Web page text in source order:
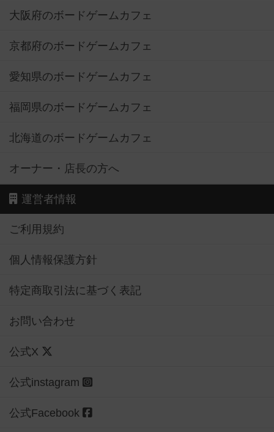
大阪府のボードゲームカフェ
京都府のボードゲームカフェ
愛知県のボードゲームカフェ
福岡県のボードゲームカフェ
北海道のボードゲームカフェ
オーナー・店長の方へ
運営者情報
ご利用規約
個人情報保護方針
特定商取引法に基づく表記
お問い合わせ
公式X
公式instagram
公式Facebook